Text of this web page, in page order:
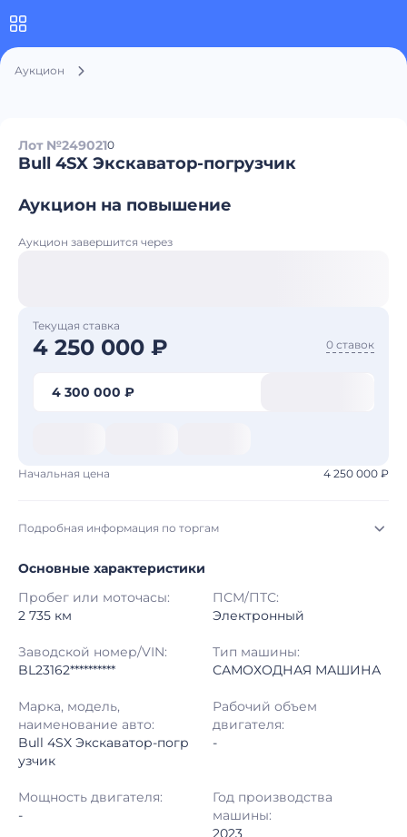
Аукцион
Лот №2490210
Bull 4SX Экскаватор-погрузчик
Аукцион на повышение
Аукцион завершится через
Текущая ставка
4 250 000 ₽ 0 ставок
4 300 000 ₽
Начальная цена 4 250 000 ₽
Подробная информация по торгам
Начало торгов: 05.08.2026, 08:04 МСК
Конец торгов: 12.08.2026, 07:04 МСК
Тип аукциона: Открытые торги
Шаг торгов: 50 000 ₽
Кол-во ставок:
Регион: Татарстан Республика
Основные характеристики
Пробег или моточасы:
2 735 км
ПСМ/ПТС:
Электронный
Заводской номер/VIN:
BL23162**********
Тип машины:
САМОХОДНАЯ МАШИНА
Марка, модель,
наименование авто:
Bull 4SX Экскаватор-погр
узчик
Рабочий объем
двигателя:
-
Мощность двигателя:
-
Год производства
машины:
2023